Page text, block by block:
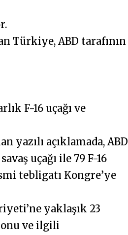
Türkiye, ABD tarafının
F-16 uçağı ve
yazılı açıklamada, ABD
uçağı ile 79 F-16
tebligatı Kongre’ye
yaklaşık 23
ve ilgili